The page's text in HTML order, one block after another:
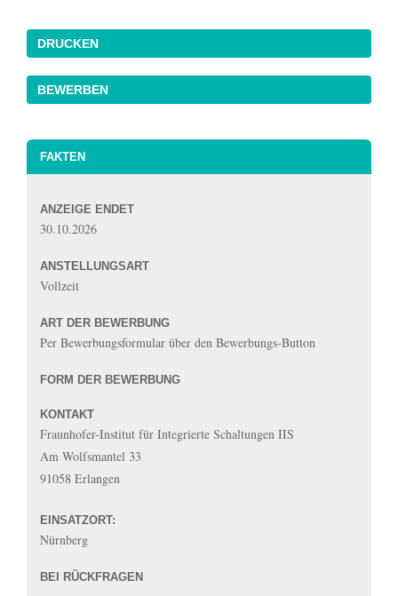
DRUCKEN
FAKTEN
ANZEIGE ENDET
30.10.2026
ANSTELLUNGSART
Vollzeit
ART DER BEWERBUNG
Per Bewerbungsformular über den Bewerbungs-Button
FORM DER BEWERBUNG
KONTAKT
Fraunhofer-Institut für Integrierte Schaltungen IIS
Am Wolfsmantel 33
91058 Erlangen
EINSATZORT:
Nürnberg
BEI RÜCKFRAGEN